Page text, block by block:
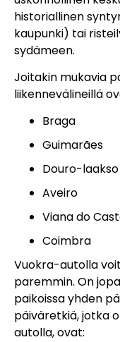
historiallinen
kaupunki) tai
sydämeen.
Joitakin mukavia
liikennevälineillä
Braga
Guimarães
Douro-
Aveiro
Viana do
Coimbra
Vuokra-autolla
paremmin. On
paikoissa yhden
päiväretkiä, jotka
autolla, ovat: